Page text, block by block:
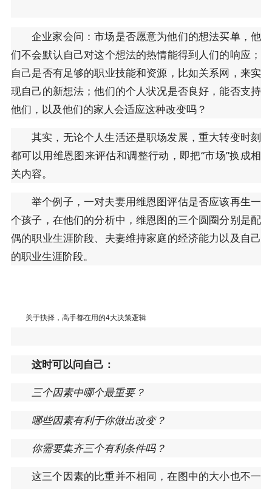
企业家会问：市场是否愿意为他们的想法买单，他
们不会默认自己对这个想法的热情能得到人们的响应；
自己是否有足够的职业技能和资源，比如关系网，来实
现自己的新想法；他们的个人状况是否良好，能否支持
他们，以及他们的家人会适应这种改变吗？
其实，无论个人生活还是职场发展，重大转变时刻
都可以用维恩图来评估和调整行动，即把“市场”换成相
关内容。
举个例子，一对夫妻用维恩图评估是否应该再生一
个孩子，在他们的分析中，维恩图的三个圆圈分别是配
偶的职业生涯阶段、夫妻维持家庭的经济能力以及自己
的职业生涯阶段。
关于抉择，高手都在用的4大决策逻辑
这时可以问自己：
三个因素中哪个最重要？
哪些因素有利于你做出改变？
你需要集齐三个有利条件吗？
这三个因素的比重并不相同，在图中的大小也不一